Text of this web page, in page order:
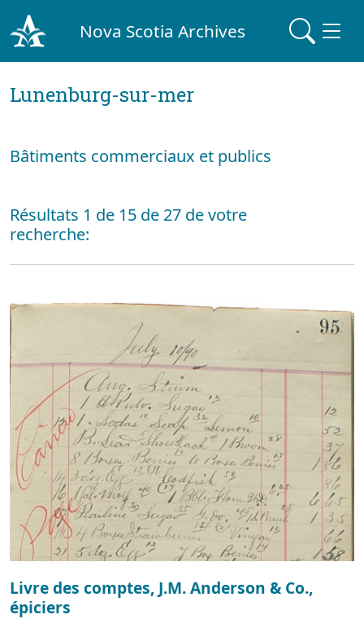
Nova Scotia Archives
Lunenburg-sur-mer
Bâtiments commerciaux et publics
Résultats 1 de 15 de 27 de votre
recherche:
Livre des comptes, J.M. Anderson & Co.,
épiciers